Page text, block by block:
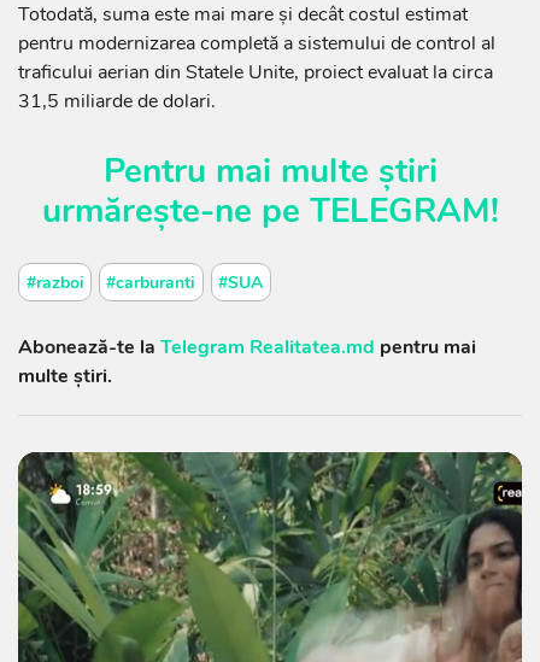
Totodată, suma este mai mare și decât costul estimat
pentru modernizarea completă a sistemului de control al
traficului aerian din Statele Unite, proiect evaluat la circa
31,5 miliarde de dolari.
Pentru mai multe știri
urmărește-ne pe TELEGRAM!
#razboi #carburanti #SUA
Abonează-te la Telegram Realitatea.md pentru mai
multe știri.